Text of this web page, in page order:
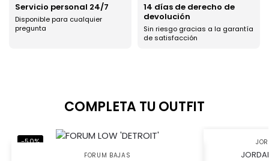
Servicio personal 24/7
Disponible para cualquier
pregunta
14 días de derecho de
devolución
Sin riesgo gracias a la garantía
de satisfacción
COMPLETA TU OUTFIT
-50%
FORUM BAJAS